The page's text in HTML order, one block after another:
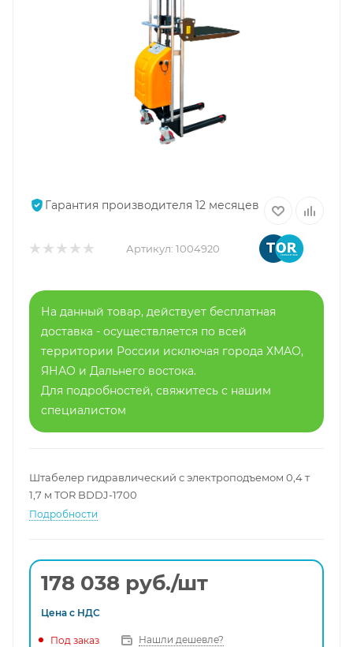
Гарантия производителя 12 месяцев
Артикул: 1004920
На данный товар, действует бесплатная
доставка - осуществляется по всей
территории России исключая города ХМАО,
ЯНАО и Дальнего востока.
Для подробностей, свяжитесь с нашим
специалистом
Штабелер гидравлический с электроподъемом 0,4 т
1,7 м TOR BDDJ-1700
Подробности
178 038 руб./шт
Цена с НДС
Под заказ
Нашли дешевле?